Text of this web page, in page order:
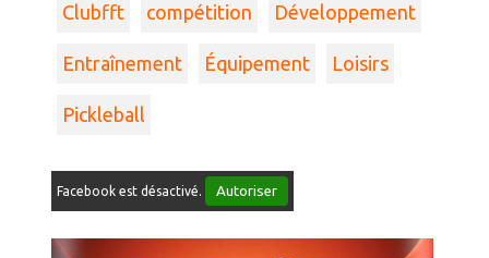
Clubfft compétition Développement
Entraînement Équipement Loisirs
Pickleball
Facebook est désactivé. Autoriser